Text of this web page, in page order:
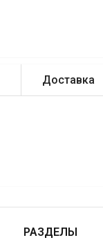
Доставка
РАЗДЕЛЫ